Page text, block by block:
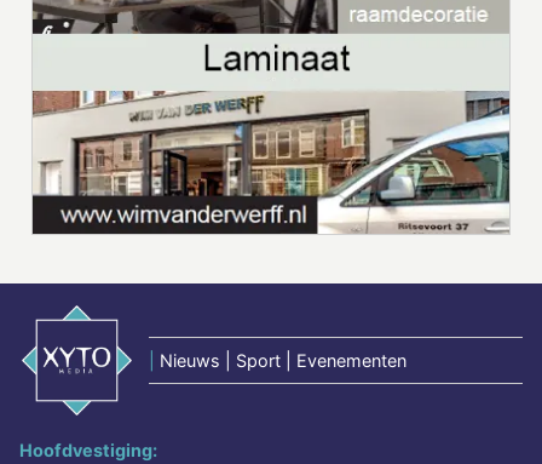
Nieuws | Sport | Evenementen
Hoofdvestiging: